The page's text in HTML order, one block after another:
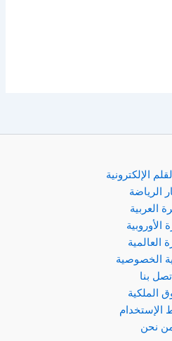
الإلكترونية
الرياضة
العربية
الأوروبية
العالمية
الخصوصية
بنا
الملكية
نحن